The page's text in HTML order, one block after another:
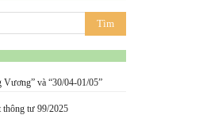
và “30/04-01/05”
thông tư 99/2025